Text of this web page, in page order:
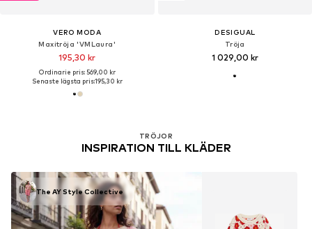
VERO MODA
Maxitröja 'VMLaura'
195,30 kr
Ordinarie pris: 569,00 kr
Senaste lägsta pris:195,30 kr
DESIGUAL
Tröja
1 029,00 kr
TRÖJOR
INSPIRATION TILL KLÄDER
The AY Style Collective